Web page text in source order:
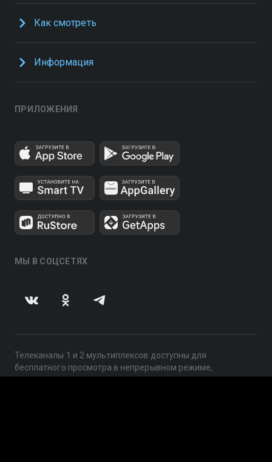
Как смотреть
Информация
ПРИЛОЖЕНИЯ
МЫ В СОЦСЕТЯХ
Телеканалы 1 и 2 мультиплексов доступны для
бесплатного просмотра в непрерывном режиме,
круглосуточно.